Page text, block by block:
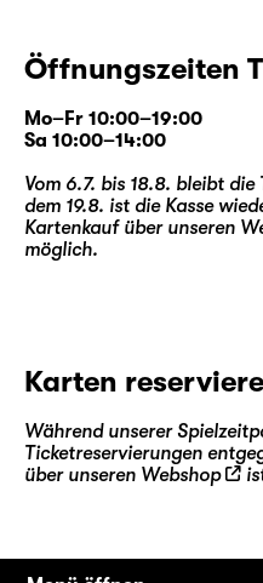
Öffnungszeiten
Mo–Fr 10:00–19:00
Sa 10:00–14:00
Vom 6.7. bis 18.8. bleibt
dem 19.8. ist die Kasse
Kartenkauf über unseren
möglich.
Karten
Während unserer
Ticketreservierungen
über unseren Webshop